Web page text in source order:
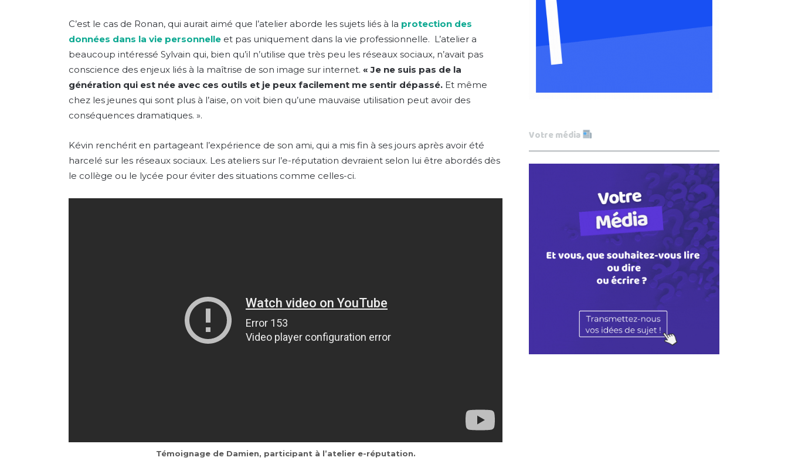
C’est le cas de Ronan, qui aurait aimé que l’atelier aborde les sujets liés à la protection des
données dans la vie personnelle et pas uniquement dans la vie professionnelle. L’atelier a
beaucoup intéressé Sylvain qui, bien qu’il n’utilise que très peu les réseaux sociaux, n’avait pas
conscience des enjeux liés à la maîtrise de son image sur internet. « Je ne suis pas de la
génération qui est née avec ces outils et je peux facilement me sentir dépassé. Et même
chez les jeunes qui sont plus à l’aise, on voit bien qu’une mauvaise utilisation peut avoir des
conséquences dramatiques. ».
Kévin renchérit en partageant l’expérience de son ami, qui a mis fin à ses jours après avoir été
harcelé sur les réseaux sociaux. Les ateliers sur l’e-réputation devraient selon lui être abordés dès
le collège ou le lycée pour éviter des situations comme celles-ci.
Témoignage de Damien, participant à l’atelier e-réputation.
Votre média